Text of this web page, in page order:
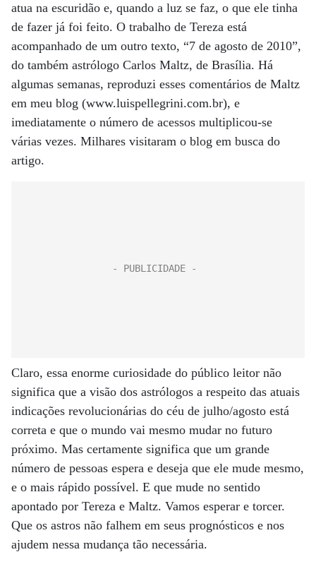
atua na escuridão e, quando a luz se faz, o que ele tinha
de fazer já foi feito. O trabalho de Tereza está
acompanhado de um outro texto, “7 de agosto de 2010”,
do também astrólogo Carlos Maltz, de Brasília. Há
algumas semanas, reproduzi esses comentários de Maltz
em meu blog (www.luispellegrini.com.br), e
imediatamente o número de acessos multiplicou-se
várias vezes. Milhares visitaram o blog em busca do
artigo.
Claro, essa enorme curiosidade do público leitor não
significa que a visão dos astrólogos a respeito das atuais
indicações revolucionárias do céu de julho/agosto está
correta e que o mundo vai mesmo mudar no futuro
próximo. Mas certamente significa que um grande
número de pessoas espera e deseja que ele mude mesmo,
e o mais rápido possível. E que mude no sentido
apontado por Tereza e Maltz. Vamos esperar e torcer.
Que os astros não falhem em seus prognósticos e nos
ajudem nessa mudança tão necessária.